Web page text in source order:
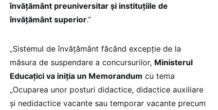
învățământ preuniversitar și instituțiile de
învățământ superior.”
„Sistemul de învăţământ făcând excepție de la
măsura de suspendare a concursurilor, Ministerul
Educaţici va iniția un Memorandum cu tema
„Ocuparea unor posturi didactice, didactice auxiliare
și nedidactice vacante sau temporar vacante precum